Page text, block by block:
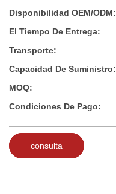
Disponibilidad OEM/ODM:
El Tiempo De Entrega:
Transporte:
Capacidad De Suministro:
MOQ:
Condiciones De Pago:
consulta